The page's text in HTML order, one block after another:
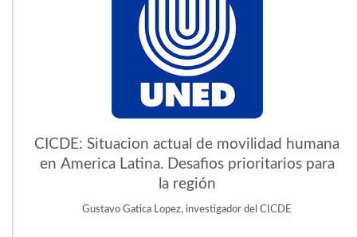
CICDE: Situacion actual de movilidad humana
en America Latina. Desafios prioritarios para
la región
Gustavo Gatica Lopez, investigador del CICDE